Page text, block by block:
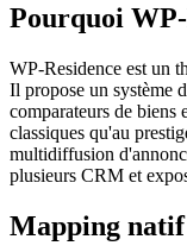
Pourquoi
WP-Residence est un
Il propose un système
comparateurs de biens
classiques qu'au
multidiffusion
plusieurs CRM et
Mapping natif